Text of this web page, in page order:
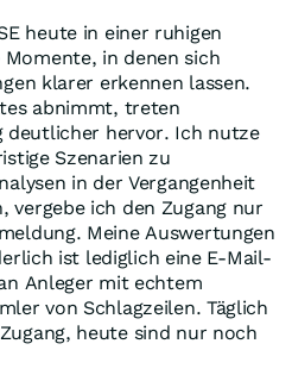
heute in einer ruhigen
in denen sich
klarer erkennen lassen.
abnimmt, treten
deutlicher hervor. Ich nutze
Szenarien zu
in der Vergangenheit
vergebe ich den Zugang nur
Meine Auswertungen
ist lediglich eine E-Mail-
Anleger mit echtem
von Schlagzeilen. Täglich
heute sind nur noch